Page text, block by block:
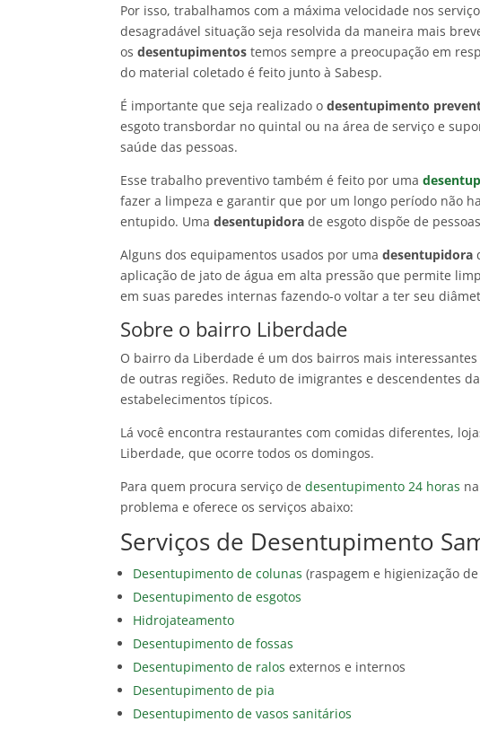
Por isso, trabalhamos com a máxima velocidade nos
desagradável situação seja resolvida da maneira mais
osdesentupimentos temos sempre a preocupação em
do material coletado é feito junto à Sabesp.
É importante que seja realizado odesentupimento
esgoto transbordar no quintal ou na área de serviço e
saúde das pessoas.
Esse trabalho preventivo também é feito por uma
fazer a limpeza e garantir que por um longo período não
entupido. Umadesentupidora de esgoto dispõe de
Alguns dos equipamentos usados por umadesentupidora
aplicação de jato de água em alta pressão que permite
em suas paredes internas fazendo-o voltar a ter seu
Sobre o bairro Liberdade
O bairro da Liberdade é um dos bairros mais
de outras regiões. Reduto de imigrantes e descendentes
estabelecimentos típicos.
Lá você encontra restaurantes com comidas diferentes,
Liberdade, que ocorre todos os domingos.
Para quem procura serviço dedesentupimento 24 horas
problema e oferece os serviços abaixo:
Serviços de Desentupimento
Desentupimento de colunas (raspagem e higienização
Desentupimento de esgotos
Hidrojateamento
Desentupimento de fossas
Desentupimento de ralos externos e internos
Desentupimento de pia
Desentupimento de vasos sanitários